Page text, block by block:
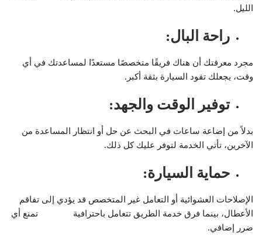
الليل.
راحة البال:
مجرد معرفتك أن هناك فريقًا متخصصًا مستعدًا لمساعدتك في أي
وقت، يجعلك تقود السيارة بثقة أكبر.
توفير الوقت والجهد:
بدلاً من إضاعة ساعات في البحث عن حل أو انتظار المساعدة من
الآخرين، تأتي الخدمة لتوفر عليك كل ذلك.
حماية السيارة:
الإصلاحات العشوائية أو التعامل غير المتخصص قد يؤدي إلى تفاقم
الأعطال، بينما فرق خدمة الطريق تتعامل باحترافية تمنع أي
ضرر إضافي.